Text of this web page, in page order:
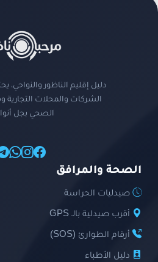
دليل إقليم الناظور
الشركات والمحلات التجارية
الصحي بجل
الصحة والمرافق
صيدليات الحراسة
أقرب صيدلية بالـ GPS
أرقام الطوارئ (SOS)
دليل الأطباء